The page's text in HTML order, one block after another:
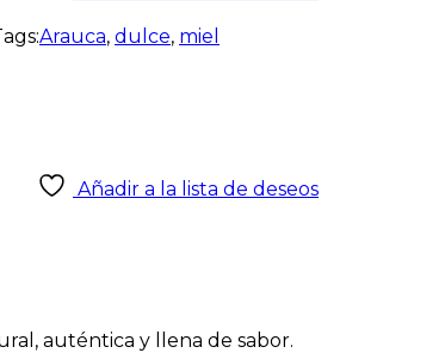
Arauca, dulce, miel
Añadir a la lista de deseos
auténtica y llena de sabor.